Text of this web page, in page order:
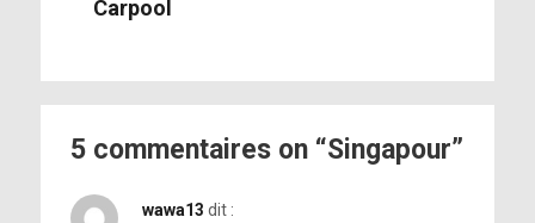
Carpool
5 commentaires on “Singapour”
wawa13 dit :